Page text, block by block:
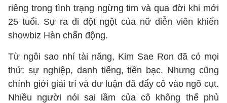
riêng trong tình trạng ngừng tim và qua đời khi mới
25 tuổi. Sự ra đi đột ngột của nữ diễn viên khiến
showbiz Hàn chấn động.
Từ ngôi sao nhí tài năng, Kim Sae Ron đã có mọi
thứ: sự nghiệp, danh tiếng, tiền bạc. Nhưng cũng
chính giới giải trí và dư luận đã đẩy cô vào ngõ cụt.
Nhiều người nói sai lầm của cô không thể phủ